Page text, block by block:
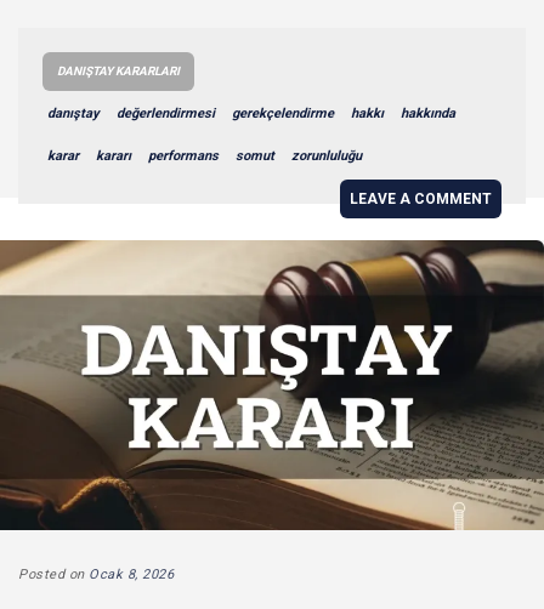
DANIŞTAY KARARLARI
danıştay değerlendirmesi gerekçelendirme hakkı hakkında
karar kararı performans somut zorunluluğu
LEAVE A COMMENT
Posted on Ocak 8, 2026